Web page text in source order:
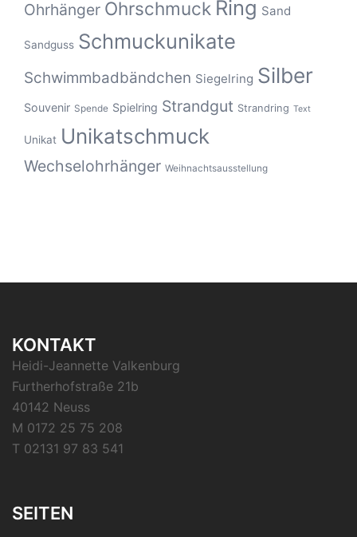
Ohrhänger Ohrschmuck Ring Sand
Sandguss Schmuckunikate
Schwimmbadbändchen Siegelring Silber
Souvenir Spende Spielring Strandgut Strandring Text
Unikat Unikatschmuck
Wechselohrhänger Weihnachtsausstellung
KONTAKT
Heidi-Jeannette Valkenburg
Furtherhofstraße 21b
40142 Neuss
M 0172 25 75 208
T 02131 97 83 541
SEITEN